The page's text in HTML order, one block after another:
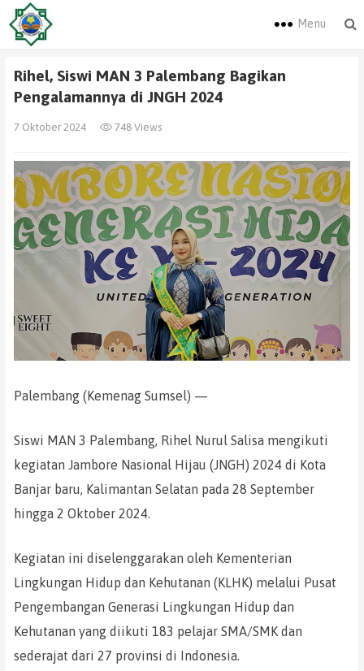
Menu
Rihel, Siswi MAN 3 Palembang Bagikan
Pengalamannya di JNGH 2024
7 Oktober 2024 748 Views
Palembang (Kemenag Sumsel) —
Siswi MAN 3 Palembang, Rihel Nurul Salisa mengikuti
kegiatan Jambore Nasional Hijau (JNGH) 2024 di Kota
Banjar baru, Kalimantan Selatan pada 28 September
hingga 2 Oktober 2024.
Kegiatan ini diselenggarakan oleh Kementerian
Lingkungan Hidup dan Kehutanan (KLHK) melalui Pusat
Pengembangan Generasi Lingkungan Hidup dan
Kehutanan yang diikuti 183 pelajar SMA/SMK dan
sederajat dari 27 provinsi di Indonesia.